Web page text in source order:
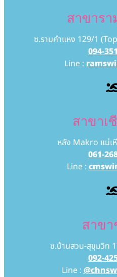
สาขาร
ซ.รามคำแหง 129/1
094-
Line :
สาขาเ
หลัง Makro แม่เ
061-
Line :
สาขา
ซ.บ้านสวน-สุขุมวิท
092-
Line :